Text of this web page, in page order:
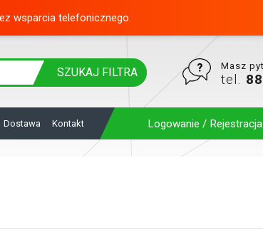
wsparcia telefonicznego.
SZUKAJ FILTRA Masz
tel.
Dostawa Kontakt Logowanie / Rejestracja